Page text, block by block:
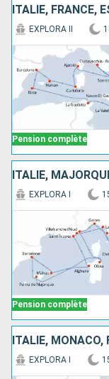
Pension complète
EXPLORA II
ITALIE,
Pension complète
EXPLORA I
EXPLORA I